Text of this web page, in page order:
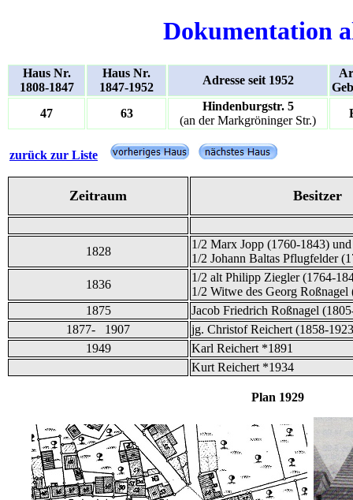
Dokumentation
Haus Nr.
1808-1847
Haus Nr.
1847-1952
Adresse seit 1952
47
63
Hindenburgstr. 5
(an der Markgröninger Str.)
zurück zur Liste
Zeitraum Besitzer
1828
1/2 Marx Jopp (1760-1843) und
1/2 Johann Baltas Pflugfelder
1836
1/2 alt Philipp Ziegler (1764-
1/2 Witwe des Georg Roßnagel
1875
Jacob Friedrich Roßnagel
1877- 1907
jg. Christof Reichert (1858-
1949
Karl Reichert *1891
Kurt Reichert *1934
Plan